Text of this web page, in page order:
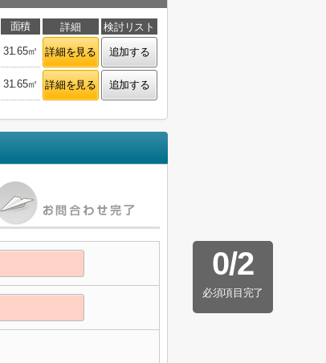
面積 詳細
検討リスト
31.65㎡ 詳細を見る 追加する
31.65㎡ 詳細を見る 追加する
0/2
必須項目完了